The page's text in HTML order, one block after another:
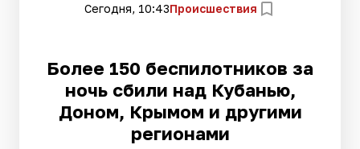
Сегодня, 10:43Происшествия
Более 150 беспилотников за
ночь сбили над Кубанью,
Доном, Крымом и другими
регионами